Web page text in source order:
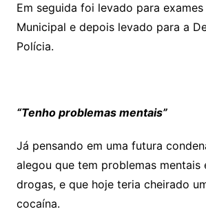
Em seguida foi levado para
Municipal e depois levado para a
Polícia.
“Tenho problemas mentais”
Já pensando em uma futura
alegou que tem problemas mentais
drogas, e que hoje teria cheirado
cocaína.